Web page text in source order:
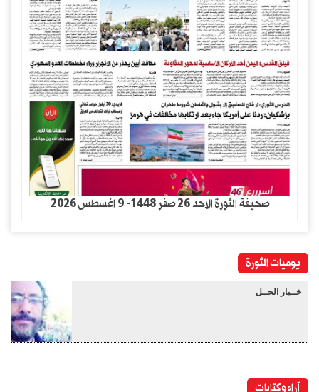
صحيفة الثورة الاحد 26 صفر 1448- 9 اغسطس 2026
يوميات الثورة
خــيار الحــل